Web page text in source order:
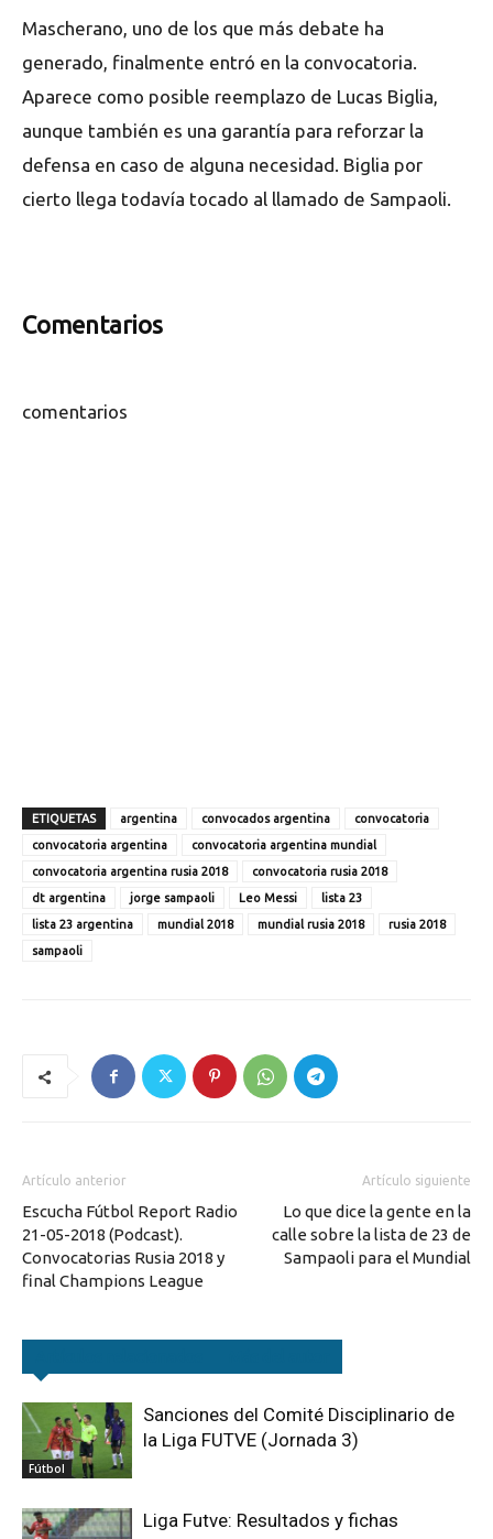
Mascherano, uno de los que más debate ha
generado, finalmente entró en la convocatoria.
Aparece como posible reemplazo de Lucas Biglia,
aunque también es una garantía para reforzar la
defensa en caso de alguna necesidad. Biglia por
cierto llega todavía tocado al llamado de Sampaoli.
Comentarios
comentarios
ETIQUETAS argentina convocados argentina
convocatoria
convocatoria argentina
convocatoria argentina mundial
convocatoria argentina rusia 2018
convocatoria rusia 2018
dt argentina
jorge sampaoli Leo Messi
lista 23
lista 23 argentina
mundial 2018 mundial rusia 2018
rusia 2018
sampaoli
Artículo anterior
Escucha Fútbol Report Radio
21-05-2018 (Podcast).
Convocatorias Rusia 2018 y
final Champions League
Artículo siguiente
Lo que dice la gente en la
calle sobre la lista de 23 de
Sampaoli para el Mundial
Fútbol
Sanciones del Comité Disciplinario de
la Liga FUTVE (Jornada 3)
Liga Futve: Resultados y fichas